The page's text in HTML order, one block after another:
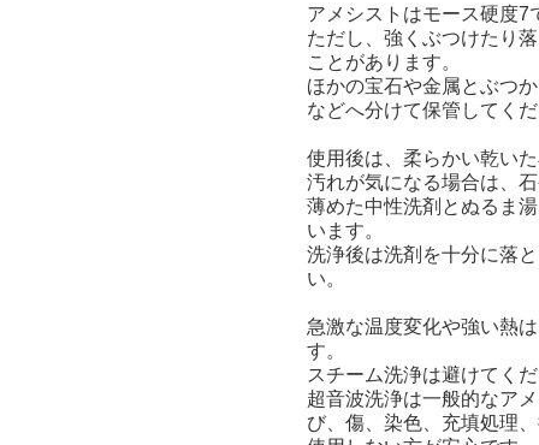
アメシストはモース硬度7
ただし、強くぶつけたり
ことがあります。
ほかの宝石や金属とぶつ
などへ分けて保管してく
使用後は、柔らかい乾い
汚れが気になる場合は、
薄めた中性洗剤とぬるま
います。
洗浄後は洗剤を十分に落
い。
急激な温度変化や強い熱
す。
スチーム洗浄は避けてく
超音波洗浄は一般的なア
び、傷、染色、充填処理